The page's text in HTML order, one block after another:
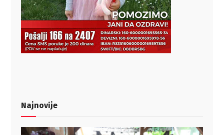
Najnovije